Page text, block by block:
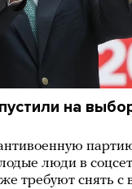
на
люди в
требуют снять с